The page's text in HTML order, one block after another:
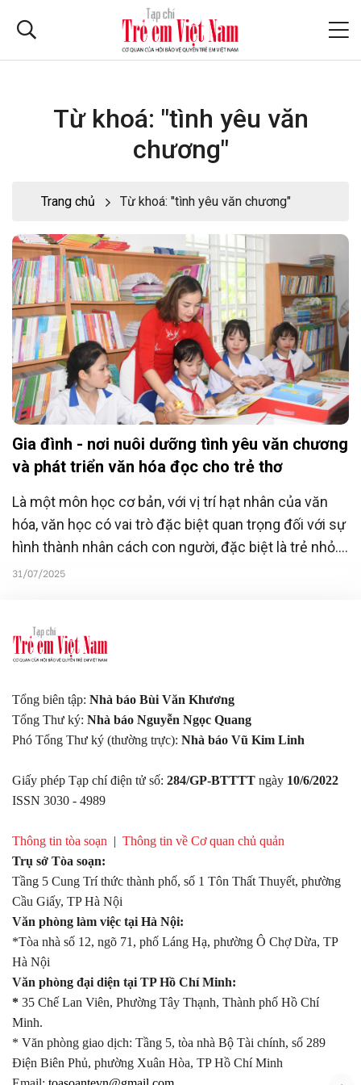
Từ khoá: "tình yêu văn
chương"
Trang chủ Từ khoá: "tình yêu văn chương"
Gia đình - nơi nuôi dưỡng tình yêu văn chương
và phát triển văn hóa đọc cho trẻ thơ
Là một môn học cơ bản, với vị trí hạt nhân của văn
hóa, văn học có vai trò đặc biệt quan trọng đối với sự
hình thành nhân cách con người, đặc biệt là trẻ nhỏ.
Nó giúp con người sống tử tế hơn, biết ứng xử tốt
31/07/2025
Tổng biên tập: Nhà báo Bùi Văn Khương
Tổng Thư ký: Nhà báo Nguyễn Ngọc Quang
Phó Tổng Thư ký (thường trực): Nhà báo Vũ Kim Linh
Giấy phép Tạp chí điện tử số: 284/GP-BTTTT ngày 10/6/2022
ISSN 3030 - 4989
Thông tin tòa soạn | Thông tin về Cơ quan chủ quản
Trụ sở Tòa soạn:
Tầng 5 Cung Trí thức thành phố, số 1 Tôn Thất Thuyết, phường
Cầu Giấy, TP Hà Nội
Văn phòng làm việc tại Hà Nội:
*Tòa nhà số 12, ngõ 71, phố Láng Hạ, phường Ô Chợ Dừa, TP
Hà Nội
Văn phòng đại diện tại TP Hồ Chí Minh:
* 35 Chế Lan Viên, Phường Tây Thạnh, Thành phố Hồ Chí
Minh.
* Văn phòng giao dịch: Tầng 5, tòa nhà Bộ Tài chính, số 289
Điện Biên Phủ, phường Xuân Hòa, TP Hồ Chí Minh